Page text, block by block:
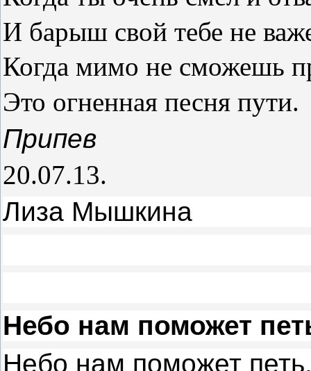
И барыш свой тебе не
Когда мимо не сможешь
Это огненная песня пути.
Припев
20.07.13.
Лиза Мышкина
Небо нам поможет
Небо нам поможет